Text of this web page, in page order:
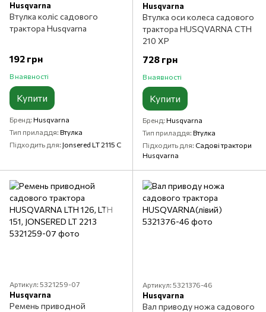
Husqvarna
Втулка коліс садового
трактора Husqvarna
192 грн
В наявності
Купити
Бренд Husqvarna
Тип приладдя Втулка
Підходить для Jonsered LT 2115 C
Husqvarna
Втулка оси колеса садового
трактора HUSQVARNA CTH
210 XP
728 грн
В наявності
Купити
Бренд Husqvarna
Тип приладдя Втулка
Підходить для Садові трактори
Husqvarna
Артикул: 5321259-07
Husqvarna
Ремень приводной
Артикул: 5321376-46
Husqvarna
Вал приводу ножа садового